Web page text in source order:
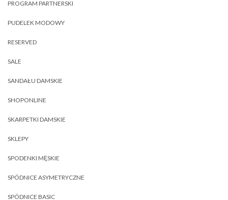
PROGRAM PARTNERSKI
PUDELEK MODOWY
RESERVED
SALE
SANDAŁU DAMSKIE
SHOPONLINE
SKARPETKI DAMSKIE
SKLEPY
SPODENKI MĘSKIE
SPÓDNICE ASYMETRYCZNE
SPÓDNICE BASIC